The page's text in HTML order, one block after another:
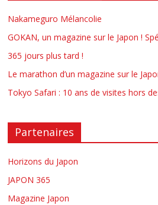
Nakameguro Mélancolie
GOKAN, un magazine sur le Japon !
365 jours plus tard !
Le marathon d’un magazine sur le
Tokyo Safari : 10 ans de visites hors
Partenaires
Horizons du Japon
JAPON 365
Magazine Japon